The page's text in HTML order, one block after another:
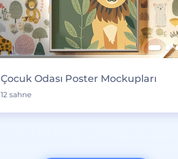
Çocuk Odası Poster Mockupları
12 sahne